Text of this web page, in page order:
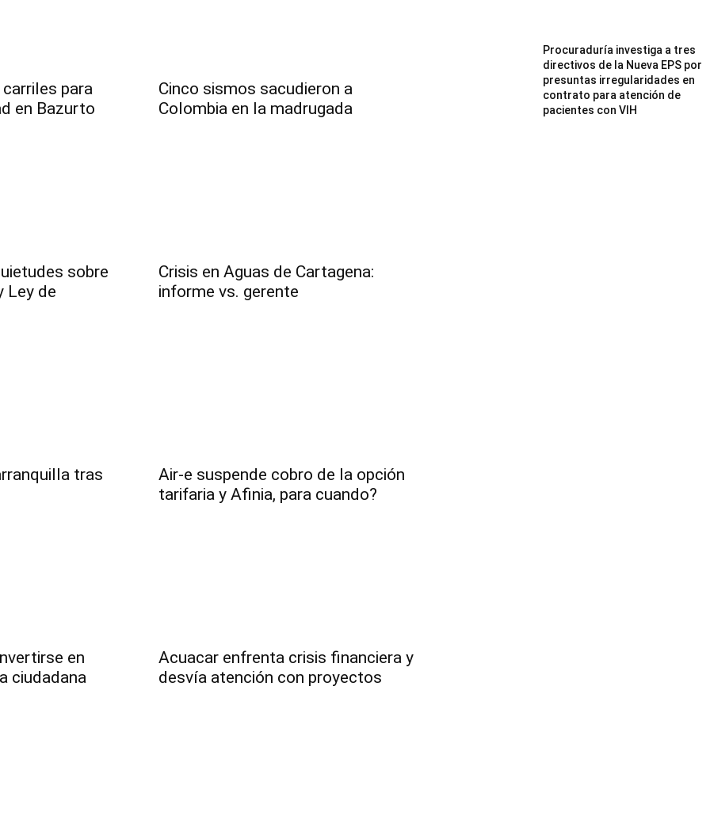
para
en Bazurto
Cinco sismos sacudieron a
Colombia en la madrugada
sobre
Ley de
Crisis en Aguas de Cartagena:
informe vs. gerente
tras
Air-e suspende cobro de la opción
tarifaria y Afinia, para cuando?
en
ciudadana
Acuacar enfrenta crisis financiera y
desvía atención con proyectos
Procuraduría investiga a tres
directivos de la Nueva EPS por
presuntas irregularidades en
contrato para atención de
pacientes con VIH